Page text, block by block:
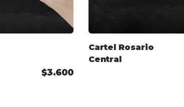
$3.600
Cartel Rosario
Central